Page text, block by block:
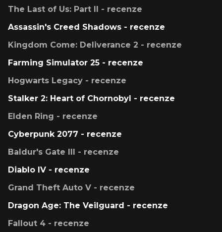
The Last of Us: Part II - recenze
Assassin's Creed Shadows - recenze
Kingdom Come: Deliverance 2 - recenze
Farming Simulator 25 - recenze
Hogwarts Legacy - recenze
Stalker 2: Heart of Chornobyl - recenze
Elden Ring - recenze
Cyberpunk 2077 - recenze
Baldur's Gate III - recenze
Diablo IV - recenze
Grand Theft Auto V - recenze
Dragon Age: The Veilguard - recenze
Fallout 4 - recenze